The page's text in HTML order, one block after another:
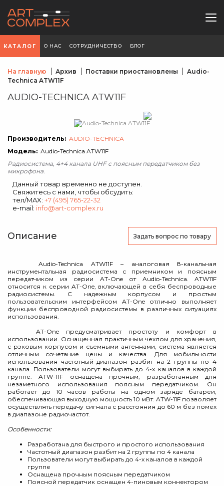
КАТАЛОГ О НАС СОТРУДНИЧЕСТВО БЛОГ
На главную Архив Поставки приостановлены
Audio-
Technica ATW11F
AUDIO-TECHNICA ATW11F
Производитель: AUDIO-TECHNICA
Модель: Audio-Technica ATW11F
Радиосистема, 4+4 канала UHF с поясным передатчиком без
микрофона.
Данный товар временно не доступен.
Свяжитесь с нами, чтобы обсудить:
тел/MAX: +7 (495) 765-22-32
e-mail: info@art-complex.ru
Описание Задать вопрос по товару
Audio-Technica ATW11F – аналоговая 8-канальная
инструментальная радиосистема с приемником и поясным
передатчиком из серии AT-One от Audio-Technica. ATW11F
относится к серии AT-One, включающей в себя беспроводные
радиосистемы. С надежным корпусом и простым
пользовательским интерфейсом AT-One отлично выполняет
функции беспроводной радиосистемы в различных ситуациях
использования.
AT-One предусматривает простоту и комфорт в
использовании. Оснащенная практичным чехлом для хранения,
с рэковым корпусом и съемными антеннами, система является
отличным сочетание цены и качества. Для мобильности
использования частотный диапазон разбит на 2 группы по 4
канала. Пользователи могут выбирать до 4-х каналов в каждой
группе. ATW-11F оснащена прочным, разработанным для
незаметного использования поясным передатчиком. Он
работает до 10 часов работы на одном заряде батареи,
обеспечивающая выходную мощность 10 мВт. ATW-11F позволяет
осуществлять передачу сигнала с расстояния до 60 м без помех
в диапазоне радиочастот.
Особенности:
Разработана для быстрого и простого использования
Частотный диапазон разбит на 2 группы по 4 канала
Пользователи могут выбирать до 4-х каналов в каждой
группе
Оснащена прочным поясным передатчиком
Поясной передатчик оснащен 4-пиновым коннектором